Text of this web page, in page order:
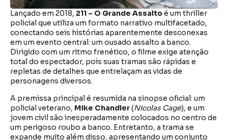
Lançado em 2018, 211 – O Grande Assaltoé um thriller
policial que utiliza um formato narrativo multifacetado,
conectando seis histórias aparentemente desconexas
em um evento central: um ousado assalto a banco.
Dirigido com um ritmo frenético, o filme exige atenção
total do espectador, pois suas tramas são rápidas e
repletas de detalhes que entrelaçam as vidas de
personagens diversos.
A premissa principal é resumida na sinopse oficial: um
policial veterano, Mike Chandler(Nicolas Cage), e um
jovem civil são inesperadamente colocados no centro de
um perigoso roubo a banco. Entretanto, a trama se
expande muito além disso, apresentando um conjunto